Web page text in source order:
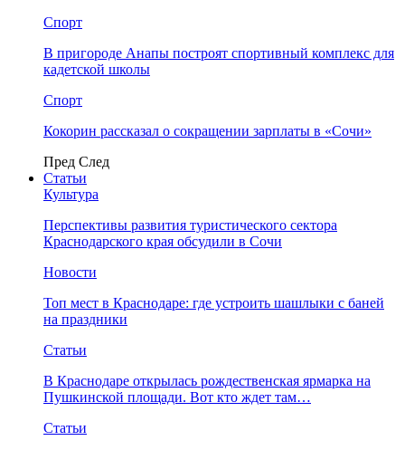
Спорт
В пригороде Анапы построят спортивный комплекс для
кадетской школы
Спорт
Кокорин рассказал о сокращении зарплаты в «Сочи»
Пред След
Статьи
Культура
Перспективы развития туристического сектора
Краснодарского края обсудили в Сочи
Новости
Топ мест в Краснодаре: где устроить шашлыки с баней
на праздники
Статьи
В Краснодаре открылась рождественская ярмарка на
Пушкинской площади. Вот кто ждет там…
Статьи